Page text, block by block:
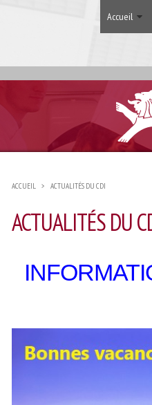
Accueil
ACCUEIL > ACTUALITÉS DU CDI
ACTUALITÉS DU